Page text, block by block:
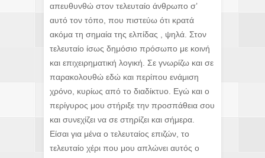
απευθυνθώ στον τελευταίο άνθρωπο σ’
αυτό τον τόπο, που πιστεύω ότι κρατά
ακόμα τη σημαία της ελπίδας , ψηλά. Στον
τελευταίο ίσως δημόσιο πρόσωπο με κοινή
και επιχειρηματική λογική. Σε γνωρίζω και σε
παρακολουθώ εδώ και περίπου ενάμιση
χρόνο, κυρίως από το διαδίκτυο. Εγώ και ο
περίγυρος μου στήριξε την προσπάθεια σου
και συνεχίζει να σε στηρίζει και σήμερα.
Είσαι για μένα ο τελευταίος επιζών, το
τελευταίο χέρι που μου απλώνει αυτός ο